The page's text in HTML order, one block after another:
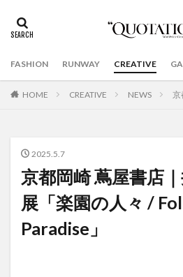
FASHION RUNWAY CREATIVE
HOME CREATIVE NEWS 京
2025.5.7
京都岡崎 蔦屋書店
展「楽園の人々 /
Paradise」